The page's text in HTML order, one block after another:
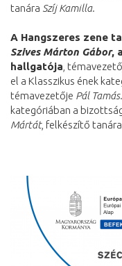
tanára Szíj Kamilla.
A Hangszeres zene
Szives Márton Gábor,
hallgatója ,
el a Klasszikus ének
témavezetője Pál Tamás.
kategóriában a
Mártát, felkészítő tanára